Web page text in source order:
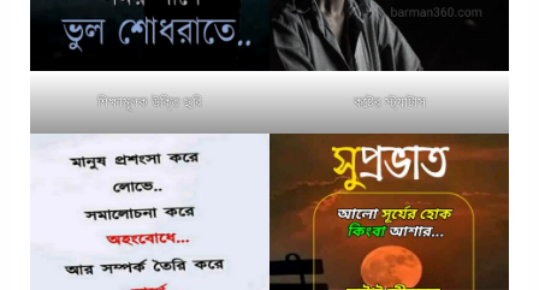
শিক্ষামূলক উক্তি ছবি কষ্টের স্ট্যাটাস